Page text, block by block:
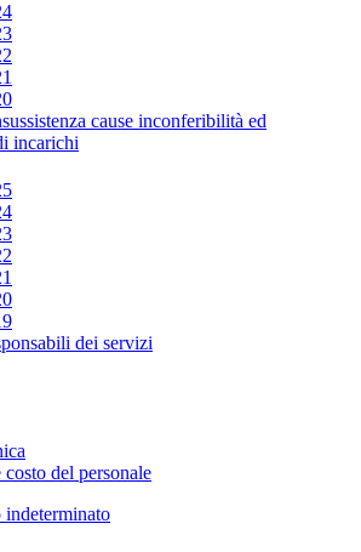
cause inconferibilità ed
incarichi
dei servizi
del personale
indeterminato